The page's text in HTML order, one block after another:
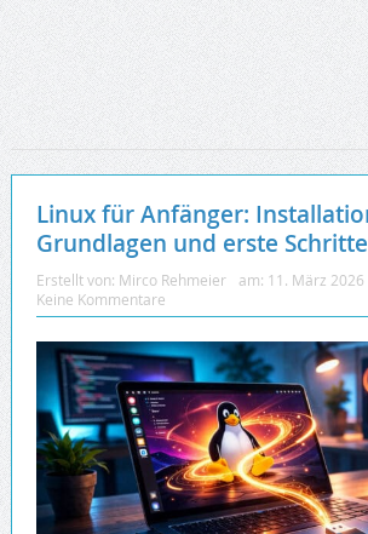
Linux für Anfänger:
Grundlagen und erste Schritte
Erstellt von: Mirco Rehmeier am: 11. März 2026
Keine Kommentare